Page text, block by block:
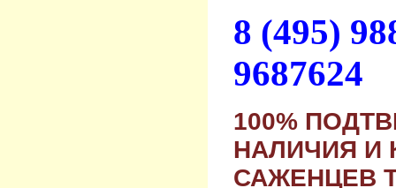
8 (495)
9687624
100%
НАЛИЧИЯ И
САЖЕНЦЕВ